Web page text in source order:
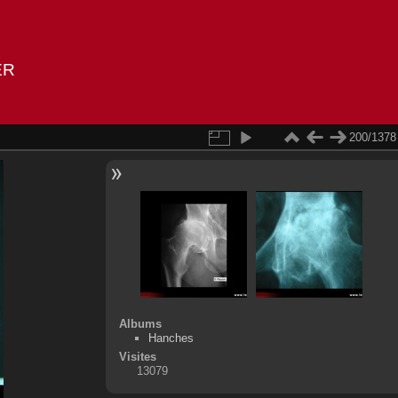
200/1378
Albums
Hanches
Visites
13079